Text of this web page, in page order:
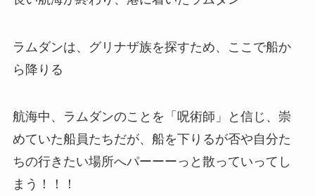
ラムダンは、グリナザ族を探すため、ここで船か
ら降りる
航海中、ラムダンのことを「呪術師」と信じ、崇
めていた船員たちだが、船を下りるが否や自分た
ちの行きたい場所へパーーーっと散っていってし
まう！！！